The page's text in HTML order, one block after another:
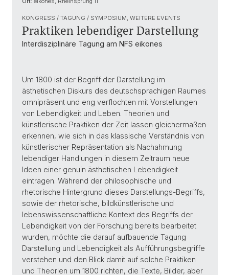
KONGRESS / TAGUNG / SYMPOSIUM, WEITERE EVENTS
Praktiken lebendiger Darstellung
Interdisziplinäre Tagung am NFS eikones
Um 1800 ist der Begriff der Darstellung im
ästhetischen Diskurs des deutschsprachigen Raumes
omnipräsent und eng verflochten mit Vorstellungen
von Lebendigkeit und Leben. Theorien und
künstlerische Praktiken der Zeit lassen gleichermaßen
erkennen, wie sich in das klassische Verständnis von
künstlerischer Repräsentation als Nachahmung
lebendiger Handlungen in diesem Zeitraum neue
Ideen einer genuin ästhetischen Lebendigkeit
eintragen. Während der philosophische und
rhetorische Hintergrund dieses Darstellungs-Begriffs,
sowie der rhetorische, bildkünstlerische und
lebenswissenschaftliche Kontext des Begriffs der
Lebendigkeit von der Forschung bereits bearbeitet
wurden, möchte die darauf aufbauende Tagung
Darstellung und Lebendigkeit als Aufführungsbegriffe
verstehen und den Blick damit auf solche Praktiken
und Theorien um 1800 richten, die Texte, Bilder, aber